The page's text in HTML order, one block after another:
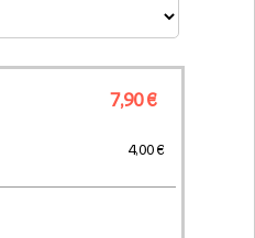
7,90 €
4,00 €